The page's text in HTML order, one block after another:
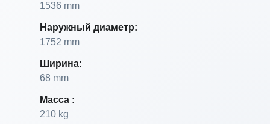
1536 mm
Наружный диаметр:
1752 mm
Ширина:
68 mm
Масса :
210 kg